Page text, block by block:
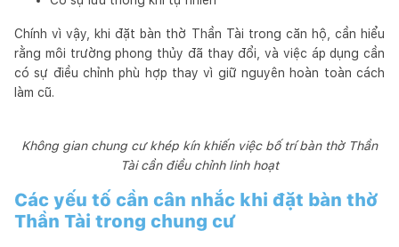
Chính vì vậy, khi đặt bàn thờ Thần Tài trong căn hộ, cần hiểu
rằng môi trường phong thủy đã thay đổi, và việc áp dụng cần
có sự điều chỉnh phù hợp thay vì giữ nguyên hoàn toàn cách
làm cũ.
Không gian chung cư khép kín khiến việc bố trí bàn thờ Thần
Tài cần điều chỉnh linh hoạt
Các yếu tố cần cân nhắc khi đặt bàn thờ
Thần Tài trong chung cư